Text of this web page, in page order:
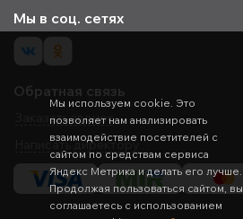
Мы в соц. сетях
Обратная связь
Заказать звонок
Написать директору
Мы используем cookie. Это
позволяет нам анализировать
взаимодействие посетителей с
сайтом по средствам сервиса
Яндекс Метрика и делать его лучше.
Продолжая пользоваться сайтом, вы
соглашаетесь с использованием